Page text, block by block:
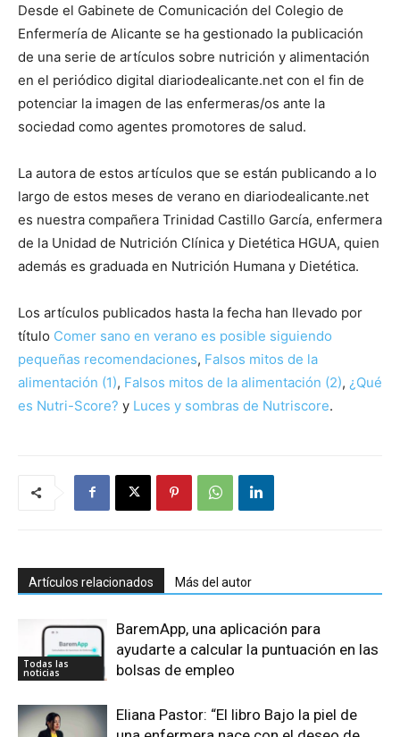
Desde el Gabinete de Comunicación del Colegio de
Enfermería de Alicante se ha gestionado la publicación
de una serie de artículos sobre nutrición y alimentación
en el periódico digital diariodealicante.net con el fin de
potenciar la imagen de las enfermeras/os ante la
sociedad como agentes promotores de salud.
La autora de estos artículos que se están publicando a lo
largo de estos meses de verano en diariodealicante.net
es nuestra compañera Trinidad Castillo García, enfermera
de la Unidad de Nutrición Clínica y Dietética HGUA, quien
además es graduada en Nutrición Humana y Dietética.
Los artículos publicados hasta la fecha han llevado por
título Comer sano en verano es posible siguiendo
pequeñas recomendaciones, Falsos mitos de la
alimentación (1), Falsos mitos de la alimentación (2), ¿Qué
es Nutri-Score? y Luces y sombras de Nutriscore.
Artículos relacionados Más del autor
Todas las
noticias
BaremApp, una aplicación para
ayudarte a calcular la puntuación en las
bolsas de empleo
Eliana Pastor: “El libro Bajo la piel de